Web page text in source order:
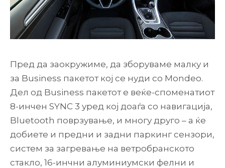
Пред да заокружиме, да зборуваме малку и
за Business пакетот кој се нуди со Mondeo.
Дел од Business пакетот е веќе-споменатиот
8-инчен SYNC 3 уред кој доаѓа со навигација,
Bluetooth поврзување, и многу друго – а ќе
добиете и предни и задни паркинг сензори,
систем за загревање на ветробранското
стакло, 16-инчни алуминиумски фелни и